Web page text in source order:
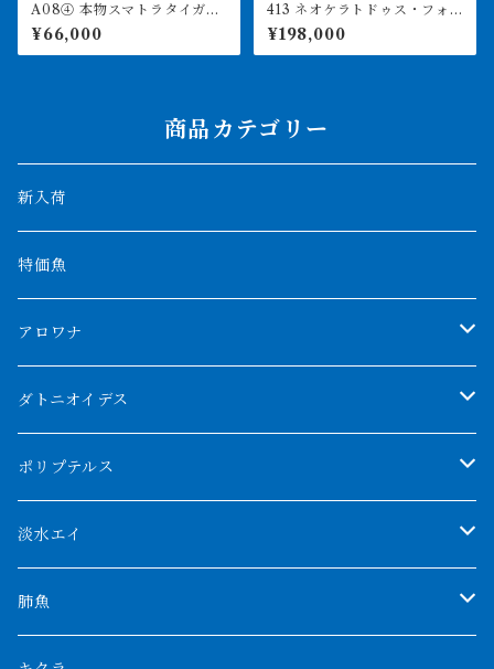
A08④ 本物スマトラタイガ
ー セミショート 16.5㎝前
後
¥66,000
413 ネオケラトドゥス・フォ
ルステリ 17㎝前後 ブリス
ベンリバー 証明書あり 231
0
¥198,000
商品カテゴリー
新入荷
特価魚
アロワナ
クンパイ
アブソリュートレッド
AGUS スーパーレッドF4
特殊アロワナ
ダトニオイデス
シャムタイガー
特殊ダトニオ
ダトニオプラスワン
リアルバンド
ポリプテルス
モンスターポリプ
特殊ポリプ
プラチナ個体
淡水エイ
シナガワダイヤ
肺魚